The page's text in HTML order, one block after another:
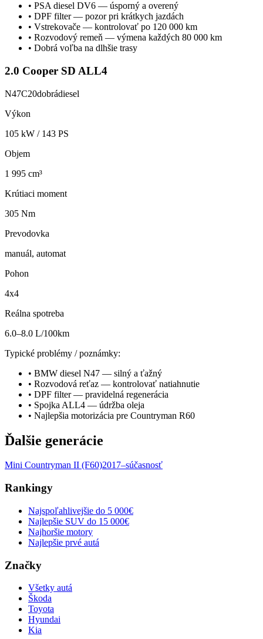
• PSA diesel DV6 — úsporný a overený
• DPF filter — pozor pri krátkych jazdách
• Vstrekovače — kontrolovať po 120 000 km
• Rozvodový remeň — výmena každých 80 000 km
• Dobrá voľba na dlhšie trasy
2.0 Cooper SD ALL4
N47C20dobrádiesel
Výkon
105 kW / 143 PS
Objem
1 995 cm³
Krútiaci moment
305 Nm
Prevodovka
manuál, automat
Pohon
4x4
Reálna spotreba
6.0–8.0 L/100km
Typické problémy / poznámky:
• BMW diesel N47 — silný a ťažný
• Rozvodová reťaz — kontrolovať natiahnutie
• DPF filter — pravidelná regenerácia
• Spojka ALL4 — údržba oleja
• Najlepšia motorizácia pre Countryman R60
Ďalšie generácie
Mini Countryman II (F60)2017–súčasnosť
Rankingy
Najspoľahlivejšie do 5 000€
Najlepšie SUV do 15 000€
Najhoršie motory
Najlepšie prvé autá
Značky
Všetky autá
Škoda
Toyota
Hyundai
Kia